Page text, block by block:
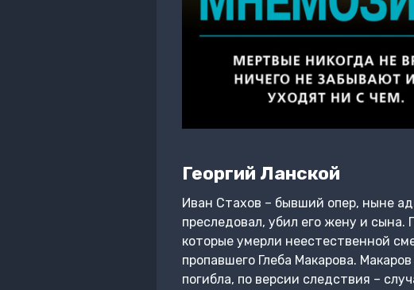
Георгий Ланской
Иван Стахов – бывший опер, ныне
преследовал, убил его жену и
которые умерли неестественной
пропавшего Глеба Макарова.
погибла, по версии следствия –